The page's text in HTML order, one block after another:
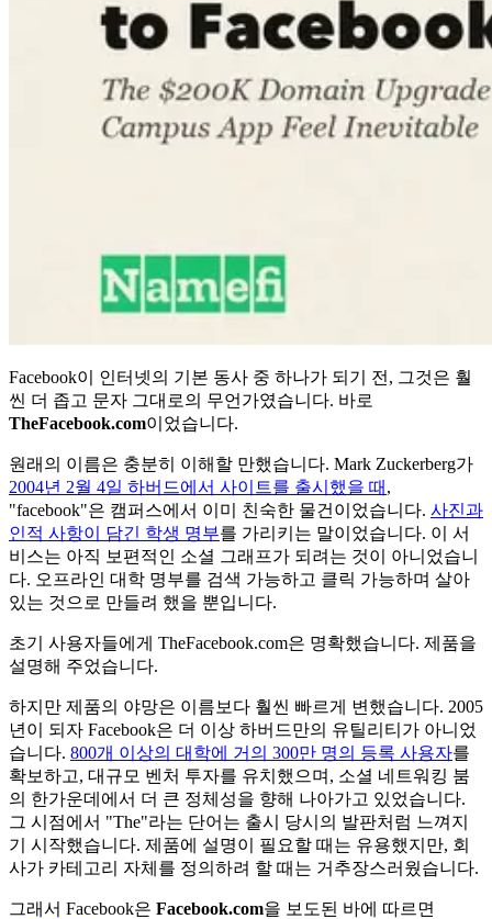
Facebook이 인터넷의 기본 동사 중 하나가 되기 전, 그것은 훨
씬 더 좁고 문자 그대로의 무언가였습니다. 바로
TheFacebook.com이었습니다.
원래의 이름은 충분히 이해할 만했습니다. Mark Zuckerberg가
2004년 2월 4일 하버드에서 사이트를 출시했을 때 ,
"facebook"은 캠퍼스에서 이미 친숙한 물건이었습니다. 사진과
인적 사항이 담긴 학생 명부를 가리키는 말이었습니다. 이 서
비스는 아직 보편적인 소셜 그래프가 되려는 것이 아니었습니
다. 오프라인 대학 명부를 검색 가능하고 클릭 가능하며 살아
있는 것으로 만들려 했을 뿐입니다.
초기 사용자들에게 TheFacebook.com은 명확했습니다. 제품을
설명해 주었습니다.
하지만 제품의 야망은 이름보다 훨씬 빠르게 변했습니다. 2005
년이 되자 Facebook은 더 이상 하버드만의 유틸리티가 아니었
습니다. 800개 이상의 대학에 거의 300만 명의 등록 사용자를
확보하고, 대규모 벤처 투자를 유치했으며, 소셜 네트워킹 붐
의 한가운데에서 더 큰 정체성을 향해 나아가고 있었습니다.
그 시점에서 "The"라는 단어는 출시 당시의 발판처럼 느껴지
기 시작했습니다. 제품에 설명이 필요할 때는 유용했지만, 회
사가 카테고리 자체를 정의하려 할 때는 거추장스러웠습니다.
그래서 Facebook은 Facebook.com을 보도된 바에 따르면